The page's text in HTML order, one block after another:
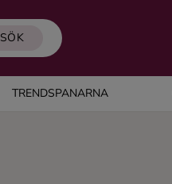
SÖK
TRENDSPANARNA